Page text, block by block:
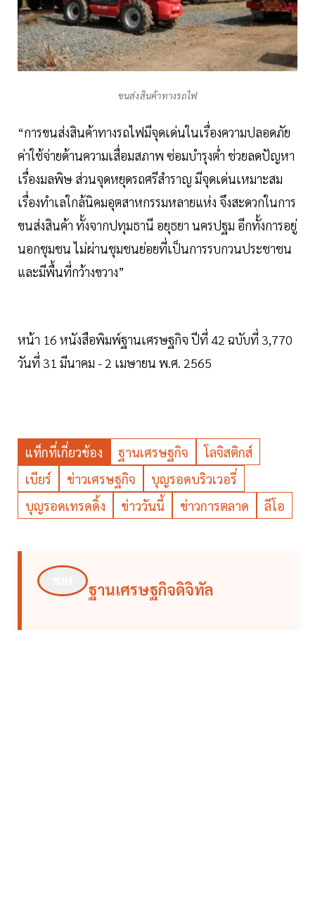
ขนส่งสินค้าทางรถไฟ
“การขนส่งสินค้าทางรถไฟมีจุดเด่นในเรื่องความปลอดภัย
ค่าใช้จ่ายด้านความเสื่อมสภาพ ซ่อมบำรุงต่ำ ช่วยลดปัญหา
เรื่องมลพิษ ส่วนจุดหยุดรถศรีสำราญ มีจุดเด่นเหมาะสม
เรื่องทำเลใกล้นิคมอุตสาหกรรมหลายแห่ง จึงสะดวกในการ
ขนส่งสินค้า ทั้งจากปทุมธานี อยุธยา นครปฐม อีกทั้งการอยู่
นอกชุมชน ไม่ผ่านชุมชนย่อยที่เป็นการรบกวนประชาชน
และมีพื้นที่กว้างขวาง”
หน้า 16 หนังสือพิมพ์ฐานเศรษฐกิจ ปีที่ 42 ฉบับที่ 3,770
วันที่ 31 มีนาคม - 2 เมษายน พ.ศ. 2565
แท็กที่เกี่ยวข้อง ฐานเศรษฐกิจ
โลจิสติกส์
เบียร์
ข่าวเศรษฐกิจ
บุญรอดบริวเวอรี่
บุญรอดเทรดดิ้ง
ข่าววันนี้ ข่าวการตลาด ลีโอ
ฐานเศรษฐกิจดิจิทัล